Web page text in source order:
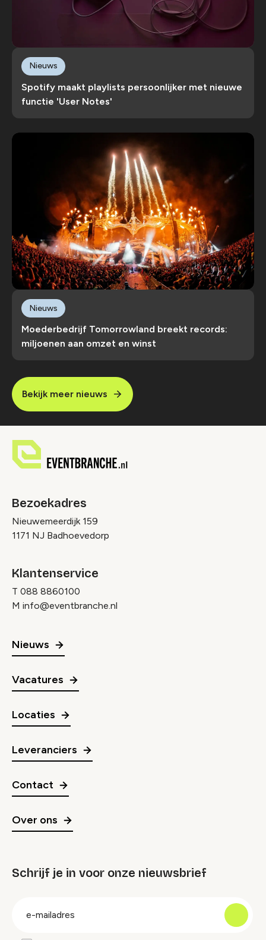
Spotify maakt playlists persoonlijker met nieuwe
functie 'User Notes'
Nieuws
Moederbedrijf Tomorrowland breekt records:
miljoenen aan omzet en winst
Nieuws
Bekijk meer nieuws
Bezoekadres
Nieuwemeerdijk 159
1171 NJ Badhoevedorp
Klantenservice
T 088 8860100
M info@eventbranche.nl
Nieuws
Vacatures
Locaties
Leveranciers
Contact
Over ons
Schrijf je in voor onze nieuwsbrief